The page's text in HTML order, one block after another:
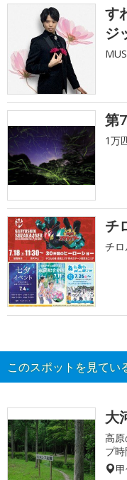
す
ジ
第
1万
チ
チロ
このスポットを見てい
大
高
プ時